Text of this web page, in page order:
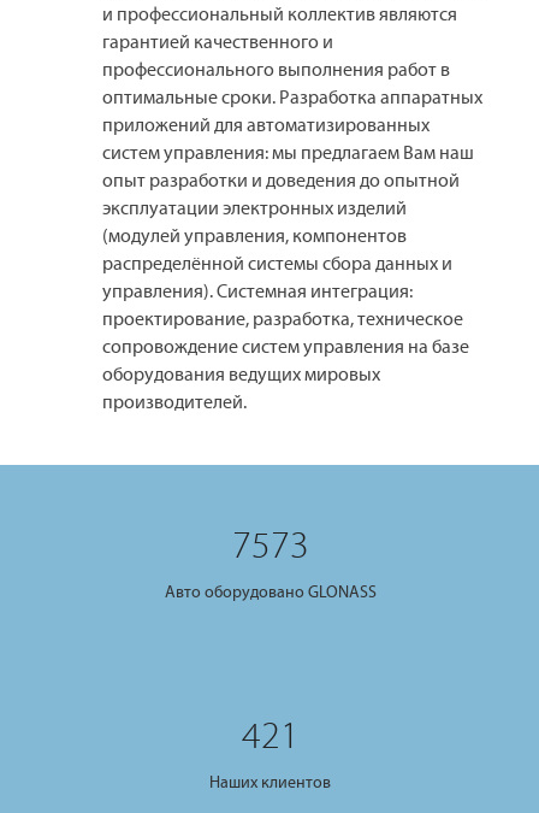
и профессиональный коллектив являются
гарантией качественного и
профессионального выполнения работ в
оптимальные сроки. Разработка аппаратных
приложений для автоматизированных
систем управления: мы предлагаем Вам наш
опыт разработки и доведения до опытной
эксплуатации электронных изделий
(модулей управления, компонентов
распределённой системы сбора данных и
управления). Системная интеграция:
проектирование, разработка, техническое
сопровождение систем управления на базе
оборудования ведущих мировых
производителей.
7573
Авто оборудовано GLONASS
421
Наших клиентов